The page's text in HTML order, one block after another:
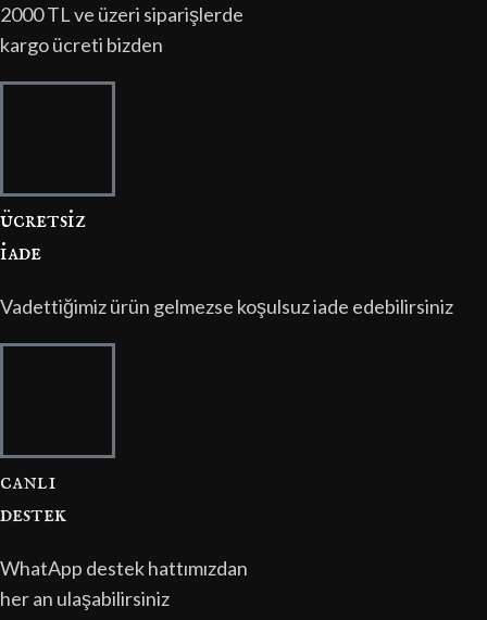
2000 TL ve üzeri siparişlerde
kargo ücreti bizden
ücretsi̇z
i̇ade
Vadettiğimiz ürün gelmezse koşulsuz iade edebilirsiniz
canli
destek
WhatApp destek hattımızdan
her an ulaşabilirsiniz